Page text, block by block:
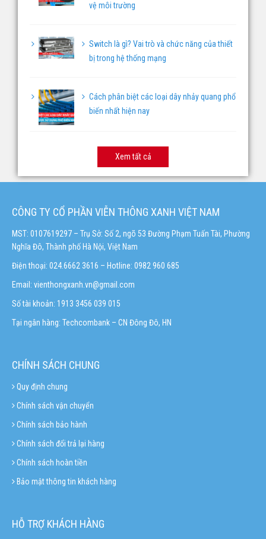
vệ môi trường
Switch là gì? Vai trò và chức năng của thiết
bị trong hệ thống mạng
Cách phân biệt các loại dây nhảy quang phổ
biến nhất hiện nay
Xem tất cả
CÔNG TY CỔ PHẦN VIỄN THÔNG XANH VIỆT NAM
MST: 0107619297 – Trụ Sở: Số 2, ngõ 53 Đường Phạm Tuấn Tài, Phường
Nghĩa Đô, Thành phố Hà Nội, Việt Nam
Điện thoại: 024.6662 3616 – Hotline: 0982 960 685
Email: vienthongxanh.vn@gmail.com
Số tài khoản: 1913 3456 039 015
Tại ngân hàng: Techcombank – CN Đông Đô, HN
CHÍNH SÁCH CHUNG
Quy định chung
Chính sách vận chuyển
Chính sách bảo hành
Chính sách đổi trả lại hàng
Chính sách hoàn tiền
Bảo mật thông tin khách hàng
HỖ TRỢ KHÁCH HÀNG